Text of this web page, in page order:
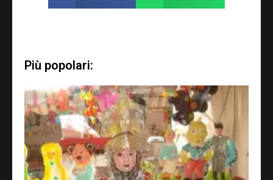
Più popolari: